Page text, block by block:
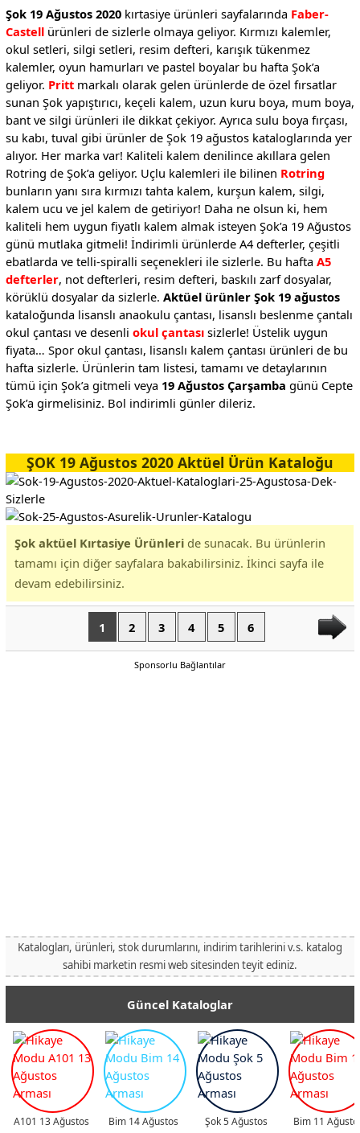
Şok 19 Ağustos 2020kırtasiye ürünleri sayfalarında Faber-
Castellürünleri de sizlerle olmaya geliyor. Kırmızı kalemler,
okul setleri, silgi setleri, resim defteri, karışık tükenmez
kalemler, oyun hamurları ve pastel boyalar bu hafta Şok’a
geliyor. Pritt markalı olarak gelen ürünlerde de özel fırsatlar
sunan Şok yapıştırıcı, keçeli kalem, uzun kuru boya, mum boya,
bant ve silgi ürünleri ile dikkat çekiyor. Ayrıca sulu boya fırçası,
su kabı, tuval gibi ürünler de Şok 19 ağustos kataloglarında yer
alıyor. Her marka var! Kaliteli kalem denilince akıllara gelen
Rotring de Şok’a geliyor. Uçlu kalemleri ile bilinen Rotring
bunların yanı sıra kırmızı tahta kalem, kurşun kalem, silgi,
kalem ucu ve jel kalem de getiriyor! Daha ne olsun ki, hem
kaliteli hem uygun fiyatlı kalem almak isteyen Şok’a 19 Ağustos
günü mutlaka gitmeli! İndirimli ürünlerde A4 defterler, çeşitli
ebatlarda ve telli-spiralli seçenekleri ile sizlerle. Bu hafta A5
defterler, not defterleri, resim defteri, baskılı zarf dosyalar,
körüklü dosyalar da sizlerle. Aktüel ürünler Şok 19 ağustos
kataloğunda lisanslı anaokulu çantası, lisanslı beslenme çantalı
okul çantası ve desenli okul çantasısizlerle! Üstelik uygun
fiyata… Spor okul çantası, lisanslı kalem çantası ürünleri de bu
hafta sizlerle. Ürünlerin tam listesi, tamamı ve detaylarının
tümü için Şok’a gitmeli veya 19 Ağustos Çarşamba günü Cepte
Şok’a girmelisiniz. Bol indirimli günler dileriz.
ŞOK 19 Ağustos 2020 Aktüel Ürün Kataloğu
Şok aktüel Kırtasiye Ürünleride sunacak. Bu ürünlerin
tamamı için diğer sayfalara bakabilirsiniz. İkinci sayfa ile
devam edebilirsiniz.
1 2 3 4 5 6
Sponsorlu Bağlantılar
Katalogları, ürünleri, stok durumlarını, indirim tarihlerini v.s. katalog
sahibi marketin resmi web sitesinden teyit ediniz.
Güncel Kataloglar
A101 13 Ağustos Bim 14 Ağustos Şok 5 Ağustos Bim 11